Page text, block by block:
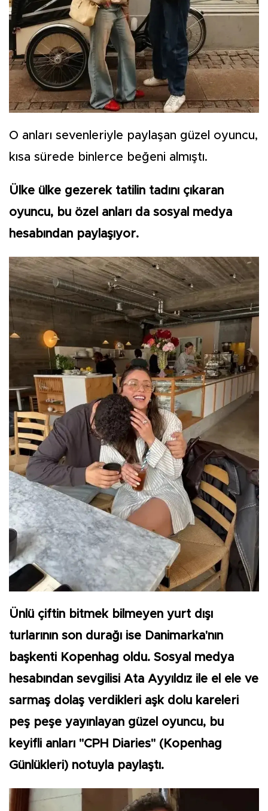
O anları sevenleriyle paylaşan güzel oyuncu,
kısa sürede binlerce beğeni almıştı.
Ülke ülke gezerek tatilin tadını çıkaran
oyuncu, bu özel anları da sosyal medya
hesabından paylaşıyor.
Ünlü çiftin bitmek bilmeyen yurt dışı
turlarının son durağı ise Danimarka'nın
başkenti Kopenhag oldu. Sosyal medya
hesabından sevgilisi Ata Ayyıldız ile el ele ve
sarmaş dolaş verdikleri aşk dolu kareleri
peş peşe yayınlayan güzel oyuncu, bu
keyifli anları "CPH Diaries" (Kopenhag
Günlükleri) notuyla paylaştı.